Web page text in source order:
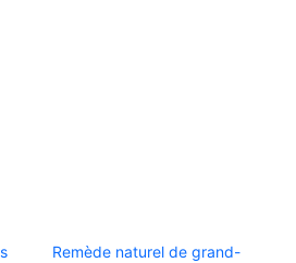
Remède naturel de grand-